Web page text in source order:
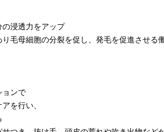
浸透力をアップ
毛母細胞の分裂を促し、発毛を促進させる
ョンで
を行い、